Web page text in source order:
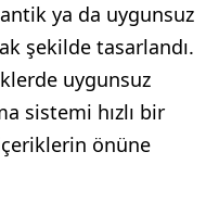
ya da uygunsuz
şekilde tasarlandı.
uygunsuz
sistemi hızlı bir
önüne